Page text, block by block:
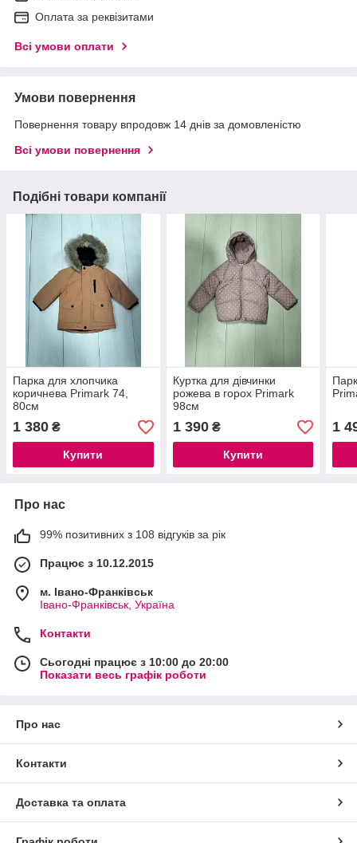
Оплата за реквізитами
Всі умови оплати
Умови повернення
Повернення товару впродовж 14 днів за домовленістю
Всі умови повернення
Подібні товари компанії
Парка для хлопчика
коричнева Primark 74,
80см
1 380 ₴
Купити
Куртка для дівчинки
рожева в горох Primark
98см
1 390₴
Купити
1
Про нас
99% позитивних з 108 відгуків за рік
Працює з 10.12.2015
м. Івано-Франківськ
Івано-Франківськ, Україна
Контакти
Сьогодні працює з 10:00 до 20:00
Показати весь графік роботи
Про нас
Контакти
Доставка та оплата